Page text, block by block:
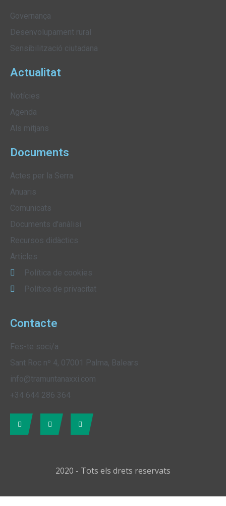
Governança
Desenvolupament rural
Sensibilització ciutadana
Actualitat
Notícies
Agenda
Als mitjans
Documents
Actes per la Serra
Anuaris
Comunicats
Documents d'anàlisi
Recursos didàctics
Articles
Política de cookies
Política de privacitat
Contacte
Fes-te soci/a
Sant Roc nº 4, 07001 Palma, Balears
info@tramuntanaxxi.com
+34 644 286 364
2020 - Tots els drets reservats